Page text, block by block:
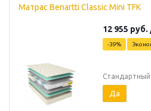
Матрас Benartti Classic Mini TFK
12 955 руб.
-39%
Да